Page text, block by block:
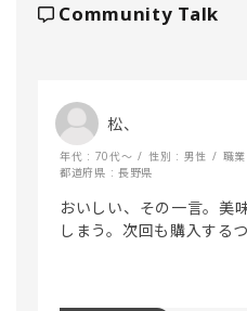
Community Talk
松、
年代 : 70代～ 性別 : 男性
職
都道府県 : 長野県
おいしい、その一言。美
しまう。次回も購入するつ